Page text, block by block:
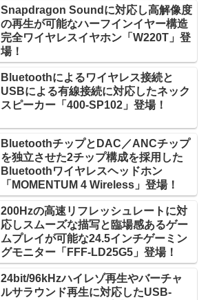
Snapdragon Soundに対応し高解像度
の再生が可能なハーフインイヤー構造
完全ワイヤレスイヤホン「W220T」登
場！
Bluetoothによるワイヤレス接続と
USBによる有線接続に対応したネック
スピーカー「400-SP102」登場！
BluetoothチップとDAC／ANCチップ
を独立させた2チップ構成を採用した
Bluetoothワイヤレスヘッドホン
「MOMENTUM 4 Wireless」登場！
200Hzの高速リフレッシュレートに対
応しスムーズな描写と臨場感あるゲー
ムプレイが可能な24.5インチゲーミン
グモニター「FFF-LD25G5」登場！
24bit/96kHzハイレゾ再生やバーチャ
ルサラウンド再生に対応したUSB-